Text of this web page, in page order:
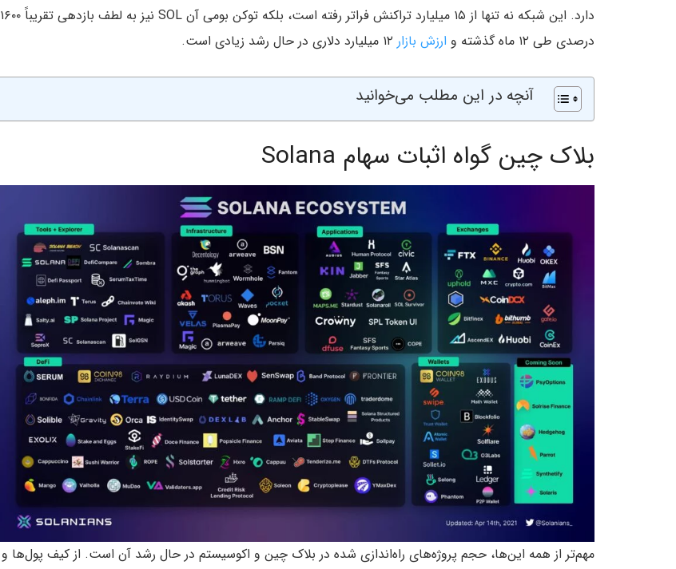
دارد. این شبکه نه تنها از ۱۵ میلیارد تراکنش فراتر رفته است، بلکه توکن بومی آن SOL نیز به لطف بازدهی تقریباً ۱۶۰۰
درصدی طی ۱۲ ماه گذشته و
ارزش بازار ۱۲ میلیارد دلاری در حال رشد زیادی است.
آنچه در این مطلب می‌خوانید
بلاک چین گواه اثبات سهام Solana
مهم‌تر از همه این‌ها، حجم پروژه‌های راه‌اندازی شده در بلاک چین و اکوسیستم در حال رشد آن است. از کیف پول‌‌ها و